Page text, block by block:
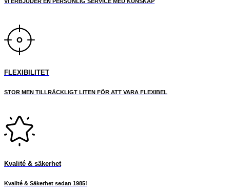
FLEXIBILITET
STOR MEN TILLRÄCKLIGT LITEN FÖR ATT VARA FLEXIBEL
Kvalité & säkerhet
Kvalité & Säkerhet sedan 1985!